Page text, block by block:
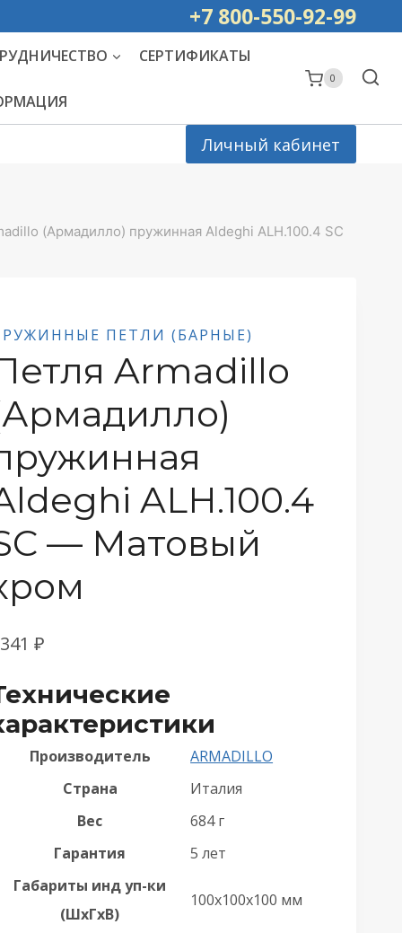
РОССИИ +7 800-550-92-99
СЕРТИФИКАТЫ
0
Личный кабинет
(Армадилло) пружинная Aldeghi ALH.100.4 SC
ПЕТЛИ (БАРНЫЕ)
Armadillo
ALH.100.4
— Матовый
₽
Производитель
ARMADILLO
Страна
Италия
Вес
684 г
Гарантия
5 лет
Габариты инд уп-ки
(ШхГхВ)
100x100x100 мм